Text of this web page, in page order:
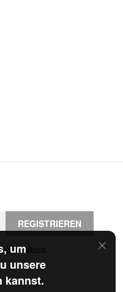
um
unsere
kannst.
REGISTRIEREN